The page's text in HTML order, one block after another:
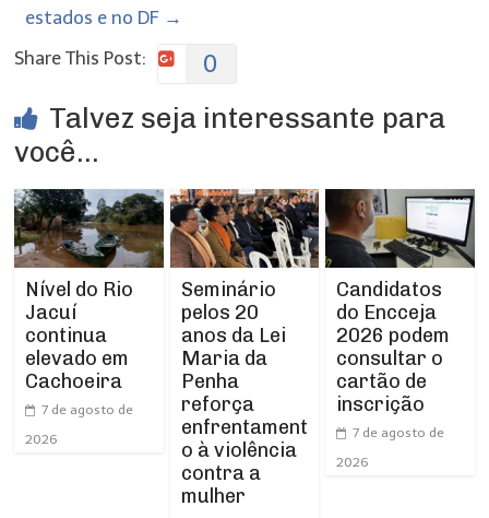
estados e no DF →
Share This Post:
0
Talvez seja interessante para
você...
Nível do Rio
Jacuí
continua
elevado em
Cachoeira
7 de agosto de
2026
Seminário
pelos 20
anos da Lei
Maria da
Penha
reforça
enfrentament
o à violência
contra a
mulher
Candidatos
do Encceja
2026 podem
consultar o
cartão de
inscrição
7 de agosto de
2026